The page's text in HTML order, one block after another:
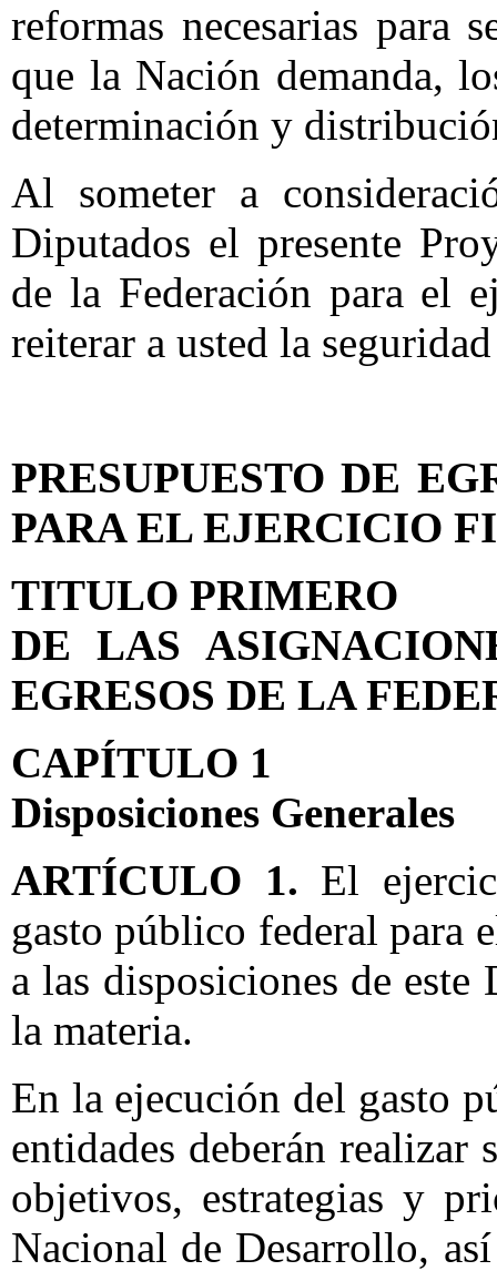
reformas necesarias para
que la Nación demanda,
determinación y
Al someter a
Diputados el presente
de la Federación para el
reiterar a usted la
PRESUPUESTO DE
PARA EL EJERCICIO
TITULO PRIMERO
DE LAS
EGRESOS DE LA
CAPÍTULO 1
Disposiciones Generales
ARTÍCULO 1. El
gasto público federal para
a las disposiciones de este
la materia.
En la ejecución del gasto
entidades deberán realizar
objetivos, estrategias y
Nacional de Desarrollo,